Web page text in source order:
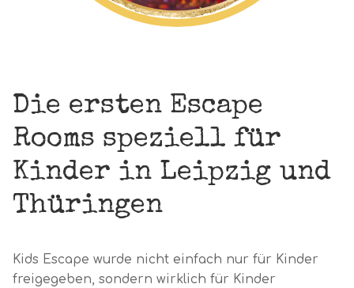
Die ersten Escape
Rooms speziell für
Kinder in Leipzig und
Thüringen
Kids Escape wurde nicht einfach nur für Kinder
freigegeben, sondern wirklich für Kinder